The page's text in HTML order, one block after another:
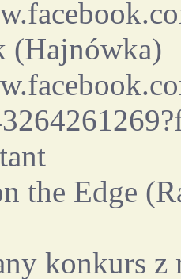
(Hajnówka)
the Edge
konkurs